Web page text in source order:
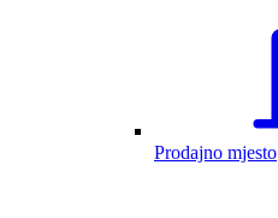
Prodajno mjesto